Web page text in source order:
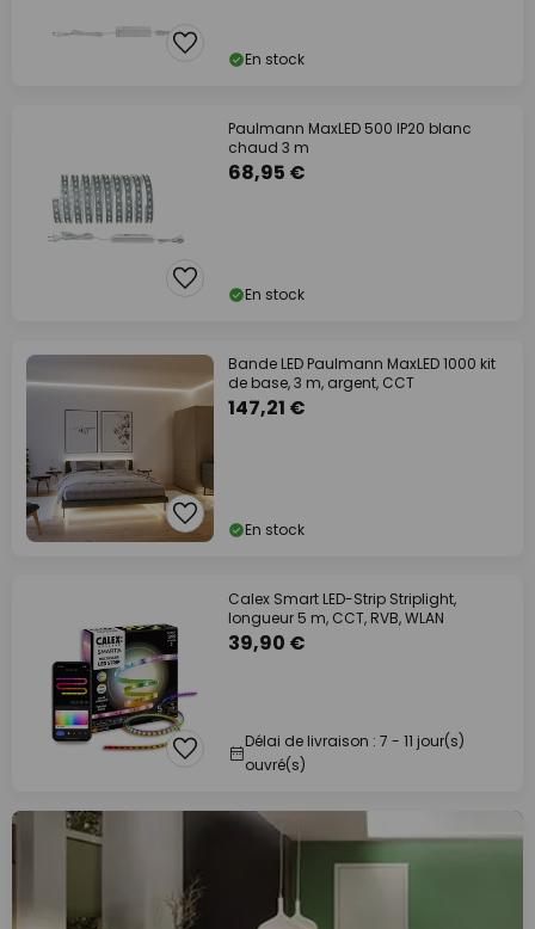
En stock
Paulmann MaxLED 500 IP20 blanc
chaud 3 m
68,95 €
En stock
Bande LED Paulmann MaxLED 1000 kit
de base, 3 m, argent, CCT
147,21 €
En stock
Calex Smart LED-Strip Striplight,
longueur 5 m, CCT, RVB, WLAN
39,90 €
Délai de livraison : 7 - 11 jour(s)
ouvré(s)